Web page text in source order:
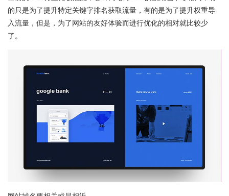
的只是为了提升特定关键字排名获取流量，有的是为了提升权重导
入流量，但是，为了网站的友好体验而进行优化的相对就比较少
了。